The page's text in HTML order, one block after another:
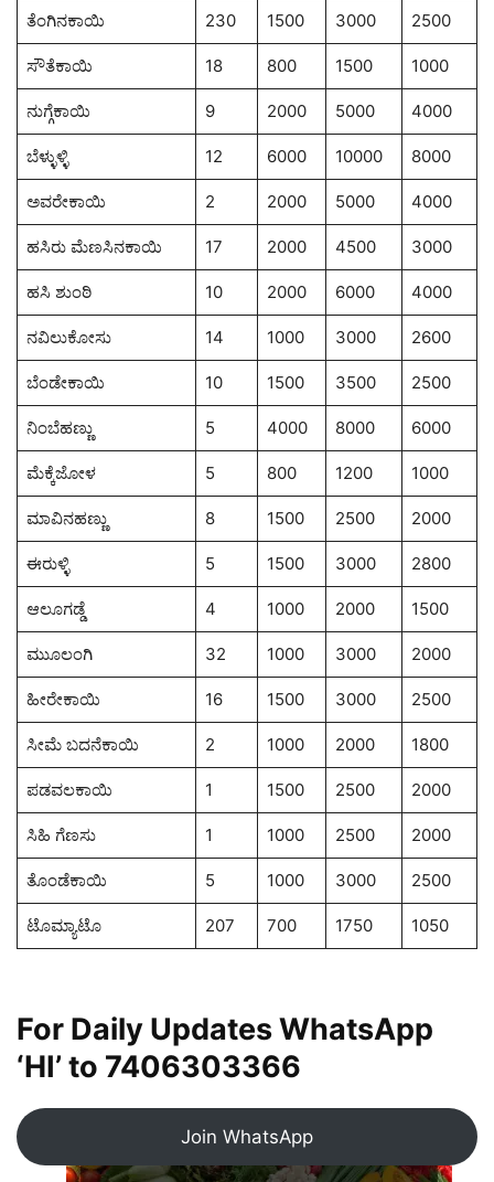
ತೆಂಗಿನಕಾಯಿ 230 1500 3000 2500
ಸೌತೆಕಾಯಿ 18 800 1500 1000
ನುಗ್ಗೆಕಾಯಿ 9 2000 5000 4000
ಬೆಳ್ಳುಳ್ಳಿ 12 6000 10000 8000
ಅವರೇಕಾಯಿ 2 2000 5000 4000
ಹಸಿರು ಮೆಣಸಿನಕಾಯಿ 17 2000 4500 3000
ಹಸಿ ಶುಂಠಿ 10 2000 6000 4000
ನವಿಲುಕೋಸು 14 1000 3000 2600
ಬೆಂಡೇಕಾಯಿ 10 1500 3500 2500
ನಿಂಬೆಹಣ್ಣು 5 4000 8000 6000
ಮೆಕ್ಕೆಜೋಳ 5 800 1200 1000
ಮಾವಿನಹಣ್ಣು 8 1500 2500 2000
ಈರುಳ್ಳಿ 5 1500 3000 2800
ಆಲೂಗಡ್ಡೆ 4 1000 2000 1500
ಮುೂಲಂಗಿ 32 1000 3000 2000
ಹೀರೇಕಾಯಿ 16 1500 3000 2500
ಸೀಮೆ ಬದನೆಕಾಯಿ 2 1000 2000 1800
ಪಡವಲಕಾಯಿ 1 1500 2500 2000
ಸಿಹಿ ಗೆಣಸು 1 1000 2500 2000
ತೊಂಡೆಕಾಯಿ 5 1000 3000 2500
ಟೊಮ್ಯಾಟೊ 207 700 1750 1050
For Daily Updates WhatsApp
‘HI’ to 7406303366
Join WhatsApp